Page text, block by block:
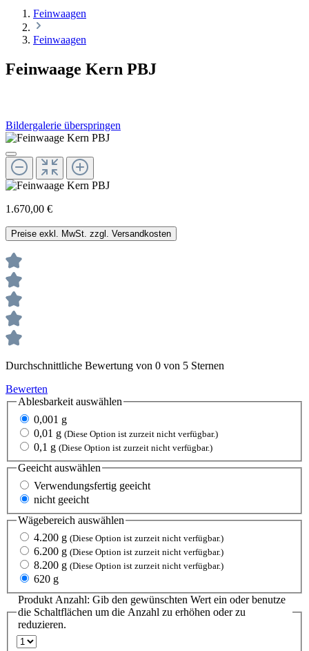
Feinwaagen
Feinwaagen
Feinwaage Kern PBJ
Bildergalerie überspringen
1.670,00 €
Preise exkl. MwSt. zzgl. Versandkosten
Durchschnittliche Bewertung von 0 von 5 Sternen
Bewerten
Ablesbarkeitauswählen
0,001 g
0,01 g (Diese Option ist zurzeit nicht verfügbar.)
0,1 g (Diese Option ist zurzeit nicht verfügbar.)
Geeicht auswählen
Verwendungsfertig geeicht
nicht geeicht
Wägebereich auswählen
4.200 g (Diese Option ist zurzeit nicht verfügbar.)
6.200 g (Diese Option ist zurzeit nicht verfügbar.)
8.200 g (Diese Option ist zurzeit nicht verfügbar.)
620 g
Produkt Anzahl: Gib den gewünschten Wert ein oder benutze
die Schaltflächen um die Anzahl zu erhöhen oder zu
reduzieren.